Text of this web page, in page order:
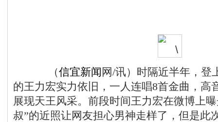
（信宜新闻 网/讯）时隔近半年，登
的王力宏实力依旧，一人连唱8首金曲，高
展现天王风采。前段时间王力宏在微博上
叔”的近照让网友担心男神走样了，但是此